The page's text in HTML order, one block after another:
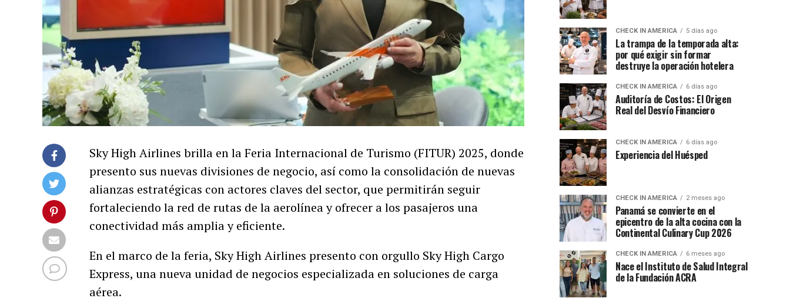
Sky High Airlines brilla en la Feria Internacional de Turismo (FITUR) 2025, donde
presento sus nuevas divisiones de negocio, así como la consolidación de nuevas
alianzas estratégicas con actores claves del sector, que permitirán seguir
fortaleciendo la red de rutas de la aerolínea y ofrecer a los pasajeros una
conectividad más amplia y eficiente.
En el marco de la feria, Sky High Airlines presento con orgullo Sky High Cargo
Express, una nueva unidad de negocios especializada en soluciones de carga
aérea.
CHECK IN AMERICA 5 días ago
La trampa de la temporada alta:
por qué exigir sin formar
destruye la operación hotelera
CHECK IN AMERICA 6 días ago
Auditoría de Costos: El Origen
Real del Desvío Financiero
CHECK IN AMERICA 6 días ago
Experiencia del Huésped
CHECK IN AMERICA 2 meses ago
Panamá se convierte en el
epicentro de la alta cocina con la
Continental Culinary Cup 2026
CHECK IN AMERICA 6 meses ago
Nace el Instituto de Salud Integral
de la Fundación ACRA